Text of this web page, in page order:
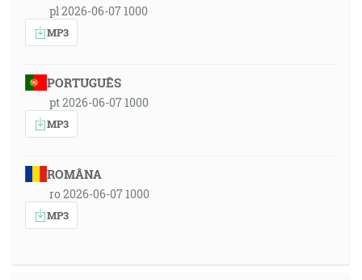
pl 2026-06-07 1000
MP3
PORTUGUÊS
pt 2026-06-07 1000
MP3
ROMÂNA
ro 2026-06-07 1000
MP3